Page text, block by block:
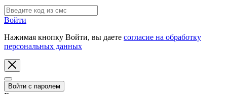
Войти
Нажимая кнопку Войти, вы даете согласие на обработку
персональных данных
Войти с паролем